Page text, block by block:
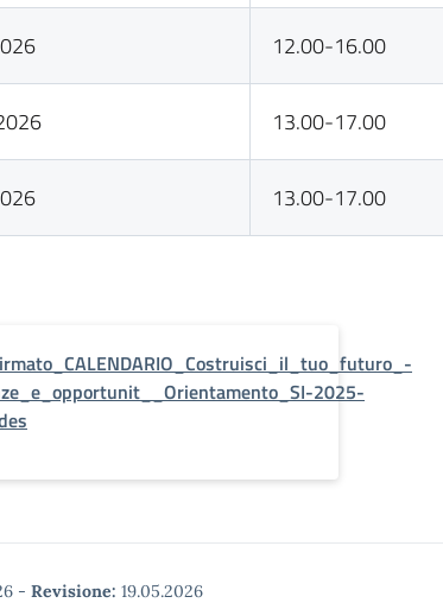
12.00-16.00
13.00-17.00
13.00-17.00
2025-
- Revisione: 19.05.2026